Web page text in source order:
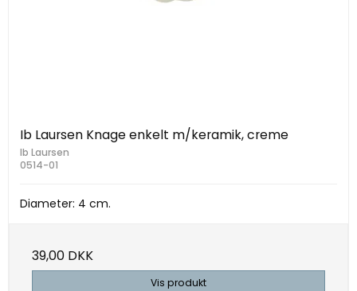
Ib Laursen Knage enkelt m/keramik, creme
Ib Laursen
0514-01
Diameter: 4 cm.
39,00 DKK
Vis produkt